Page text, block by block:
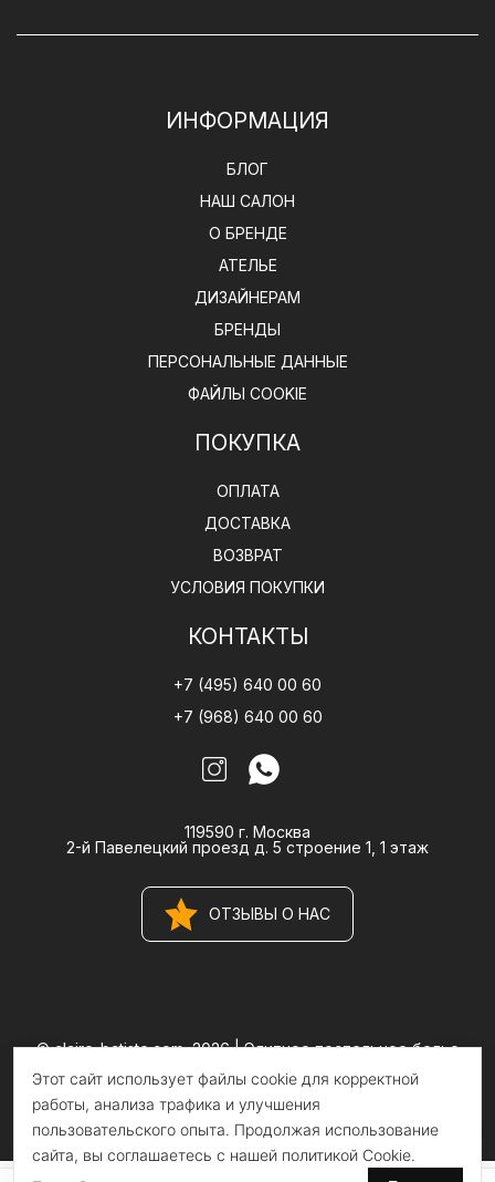
ИНФОРМАЦИЯ
БЛОГ
НАШ САЛОН
О БРЕНДЕ
АТЕЛЬЕ
ДИЗАЙНЕРАМ
БРЕНДЫ
ПЕРСОНАЛЬНЫЕ ДАННЫЕ
ФАЙЛЫ COOKIE
ПОКУПКА
ОПЛАТА
ДОСТАВКА
ВОЗВРАТ
УСЛОВИЯ ПОКУПКИ
КОНТАКТЫ
+7 (495) 640 00 60
+7 (968) 640 00 60
119590 г. Москва
2-й Павелецкий проезд д. 5 строение 1, 1 этаж
ОТЗЫВЫ О НАС
© claire-batiste.com, 2026 |Элитное постельное белье
Информация на сайте носит информационный характер и не
является публичной офертой
Этот сайт использует файлы cookie для корректной
работы, анализа трафика и улучшения
пользовательского опыта. Продолжая использование
сайта, вы соглашаетесь с нашей политикой Cookie.